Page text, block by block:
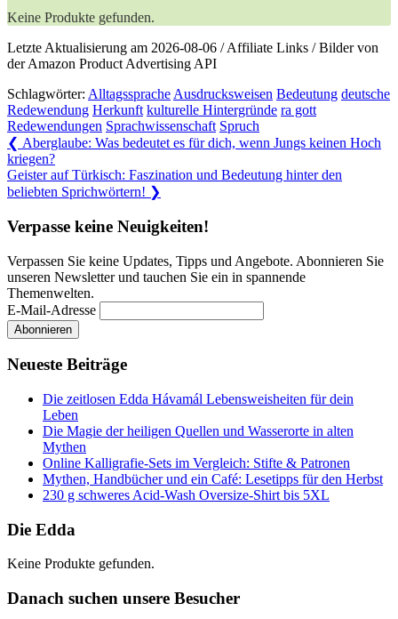
Keine Produkte gefunden.
Letzte Aktualisierung am 2026-08-06 / Affiliate Links / Bilder von
der Amazon Product Advertising API
Schlagwörter: Alltagssprache Ausdrucksweisen Bedeutung deutsche
Redewendung Herkunft kulturelle Hintergründe ra gott
Redewendungen Sprachwissenschaft Spruch
Beitragsnavigation
❮ Previous
Post:
Aberglaube: Was bedeutet es für dich, wenn Jungs keinen Hoch
kriegen?
Next
Post:
Geister auf Türkisch: Faszination und Bedeutung hinter den
beliebten Sprichwörtern! ❯
Verpasse keine Neuigkeiten!
Verpassen Sie keine Updates, Tipps und Angebote. Abonnieren Sie
unseren Newsletter und tauchen Sie ein in spannende
Themenwelten.
E-Mail-Adresse
Neueste Beiträge
Die zeitlosen Edda Hávamál Lebensweisheiten für dein
Leben
Die Magie der heiligen Quellen und Wasserorte in alten
Mythen
Online Kalligrafie‑Sets im Vergleich: Stifte & Patronen
Mythen, Handbücher und ein Café: Lesetipps für den Herbst
230 g schweres Acid-Wash Oversize-Shirt bis 5XL
Die Edda
Keine Produkte gefunden.
Danach suchen unsere Besucher